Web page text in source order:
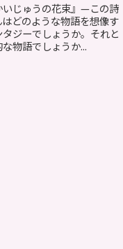
いじゅうの花束』—この詩
どのような物語を想像す
ジーでしょうか。それと
物語でしょうか...